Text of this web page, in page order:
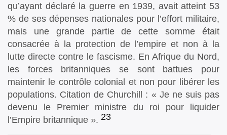
qu’ayant déclaré la guerre en 1939, avait atteint 53
% de ses dépenses nationales pour l’effort militaire,
mais une grande partie de cette somme était
consacrée à la protection de l’empire et non à la
lutte directe contre le fascisme. En Afrique du Nord,
les forces britanniques se sont battues pour
maintenir le contrôle colonial et non pour libérer les
populations. Citation de Churchill : « Je ne suis pas
devenu le Premier ministre du roi pour liquider
l’Empire britannique ». 23